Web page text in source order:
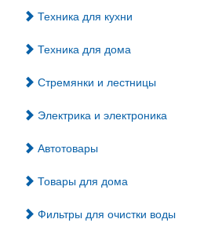
Техника для кухни
Техника для дома
Стремянки и лестницы
Электрика и электроника
Автотовары
Товары для дома
Фильтры для очистки воды